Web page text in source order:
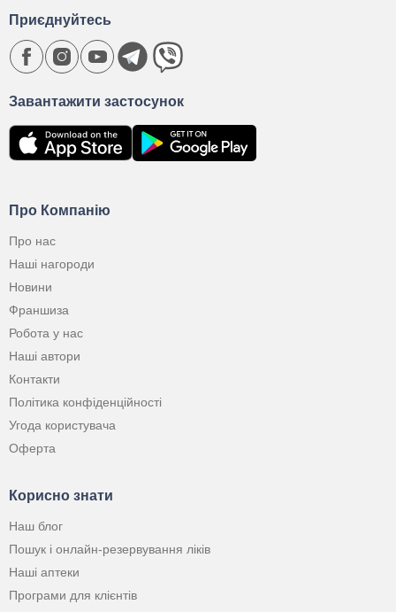
Про Компанію
Про нас
Наші нагороди
Новини
Франшиза
Робота у нас
Наші автори
Контакти
Політика конфіденційності
Угода користувача
Оферта
Корисно знати
Наш блог
Пошук і онлайн-резервування ліків
Наші аптеки
Програми для клієнтів
Завантажити застосунок
Приєднуйтесь